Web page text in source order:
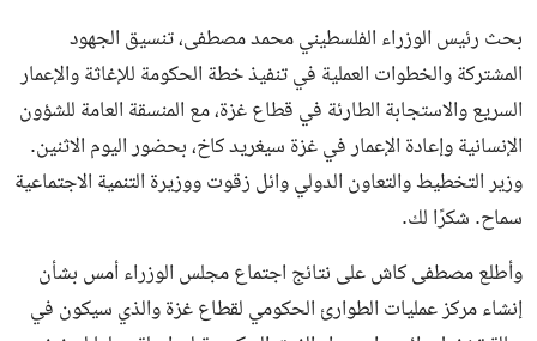
بحث رئيس الوزراء الفلسطيني محمد مصطفى، تنسيق الجهود
المشتركة والخطوات العملية في تنفيذ خطة الحكومة للإغاثة والإعمار
السريع والاستجابة الطارئة في قطاع غزة، مع المنسقة العامة للشؤون
الإنسانية وإعادة الإعمار في غزة سيغريد كاخ، بحضور اليوم الاثنين.
وزير التخطيط والتعاون الدولي وائل زقوت ووزيرة التنمية الاجتماعية
سماح. شكرًا لك.
وأطلع مصطفى كاش على نتائج اجتماع مجلس الوزراء أمس بشأن
إنشاء مركز عمليات الطوارئ الحكومي لقطاع غزة والذي سيكون في